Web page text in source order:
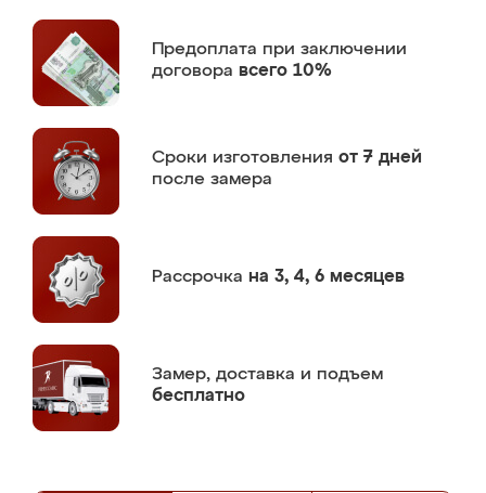
Предоплата при заключении
договора всего 10%
Сроки изготовления от 7 дней
после замера
Рассрочка на 3, 4, 6 месяцев
Замер, доставка и подъем
бесплатно